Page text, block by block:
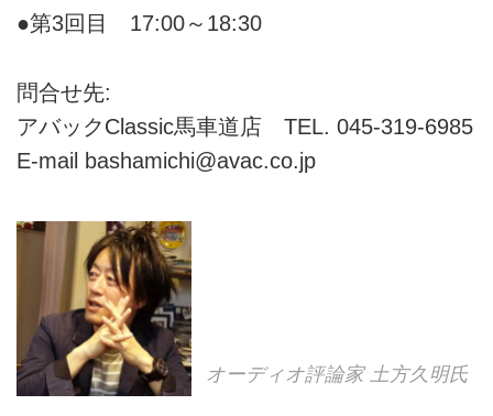
●第3回目 17:00～18:30
問合せ先:
アバックClassic馬車道店 TEL. 045-319-6985
E-mail bashamichi@avac.co.jp
オーディオ評論家 土方久明氏